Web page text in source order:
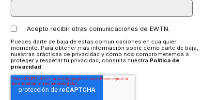
Acepto recibir otras comunicaciones de EWTN.
Puedes darte de baja de estas comunicaciones en cualquier
momento. Para obtener más información sobre cómo darte de baja,
nuestras prácticas de privacidad y cómo nos comprometemos a
proteger y respetar tu privacidad, consulta nuestra Política de
privacidad.